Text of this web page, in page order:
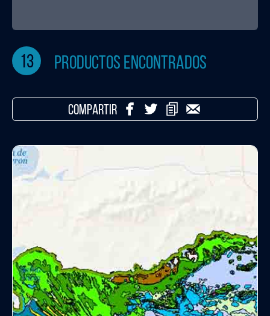
13 productos encontrados
COMPARTIR